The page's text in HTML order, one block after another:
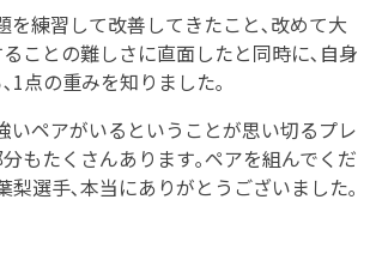
を練習して改善してきたこと､改めて大
ことの難しさに直面したと同時に､自身
1点の重みを知りました｡
いペアがいるということが思い切るプレ
もたくさんあります｡ペアを組んでくだ
梨選手､本当にありがとうございました｡